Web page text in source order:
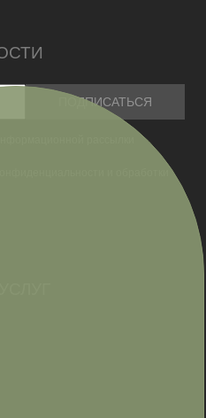
рассылки
и обработки